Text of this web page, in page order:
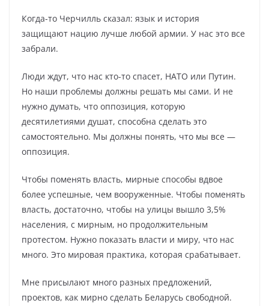
Когда-то Черчилль сказал: язык и история
защищают нацию лучше любой армии. У нас это все
забрали.
Люди ждут, что нас кто-то спасет, НАТО или Путин.
Но наши проблемы должны решать мы сами. И не
нужно думать, что оппозиция, которую
десятилетиями душат, способна сделать это
самостоятельно. Мы должны понять, что мы все —
оппозиция.
Чтобы поменять власть, мирные способы вдвое
более успешные, чем вооруженные. Чтобы поменять
власть, достаточно, чтобы на улицы вышло 3,5%
населения, с мирным, но продолжительным
протестом. Нужно показать власти и миру, что нас
много. Это мировая практика, которая срабатывает.
Мне присылают много разных предложений,
проектов, как мирно сделать Беларусь свободной.